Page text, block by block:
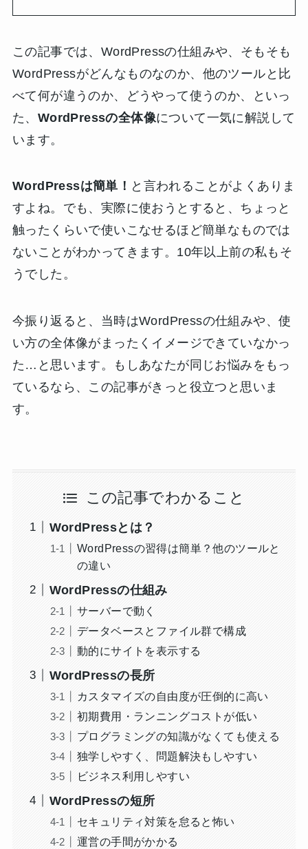
この記事では、WordPressの仕組みや、そもそも
WordPressがどんなものなのか、他のツールと比
べて何が違うのか、どうやって使うのか、といっ
た、 WordPressの全体像について一気に解説して
います。
WordPressは簡単！ と言われることがよくありま
すよね。でも、実際に使おうとすると、ちょっと
触ったくらいで使いこなせるほど簡単なものでは
ないことがわかってきます。10年以上前の私もそ
うでした。
今振り返ると、当時はWordPressの仕組みや、使
い方の全体像がまったくイメージできていなかっ
た…と思います。もしあなたが同じお悩みをもっ
ているなら、この記事がきっと役立つと思いま
す。
この記事でわかること
WordPressとは？
WordPressの習得は簡単？他のツールと
の違い
WordPressの仕組み
サーバーで動く
データベースとファイル群で構成
動的にサイトを表示する
WordPressの長所
カスタマイズの自由度が圧倒的に高い
初期費用・ランニングコストが低い
プログラミングの知識がなくても使える
独学しやすく、問題解決もしやすい
ビジネス利用しやすい
WordPressの短所
セキュリティ対策を怠ると怖い
運営の手間がかかる